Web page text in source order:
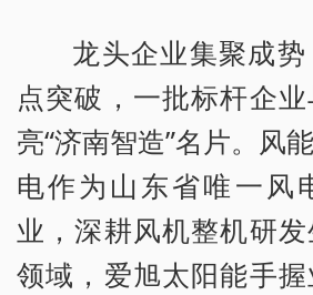
龙头企业集聚成
点突破，一批标杆企
亮“济南智造”名片。风
电作为山东省唯一风
业，深耕风机整机研
领域，爱旭太阳能手